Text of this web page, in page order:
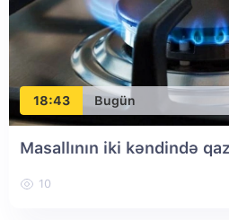
18:43 Bugün
Masallının iki kəndində
10